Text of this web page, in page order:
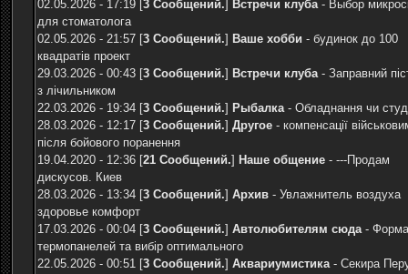
02.05.2026 - 17:19 [3 Сообщений.] Встречи клуба- Выбор
для стоматолога
02.05.2026 - 21:57 [3 Сообщений.] Ваше хобби - будинок до 100
квадратів проект
29.03.2026 - 00:43 [3 Сообщений.] Встречи клуба- Заправний
з лічильником
22.03.2026 - 19:34 [3 Сообщений.] Рыбалка- Обладнання чи
28.03.2026 - 12:17 [3 Сообщений.] Другое - компенсації
після бойового поранення
19.04.2020 - 12:36 [21 Сообщений.] Наше общение - ---Продам
дискусов. Киев
28.03.2026 - 13:34 [3 Сообщений.] Архив - Увлажнитель воздуха
здоровье комфорт
17.03.2026 - 00:04 [3 Сообщений.] Автолюбителям сюда-
термопанелей та вибір оптимального
22.05.2026 - 00:51 [3 Сообщений.] Аквариумистика- Секира